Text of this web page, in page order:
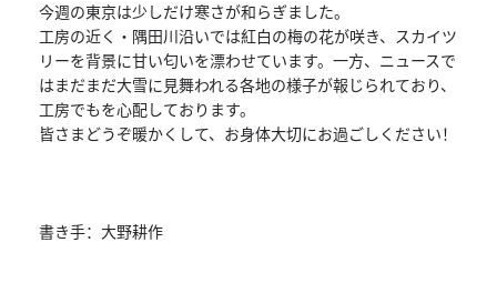
今週の東京は少しだけ寒さが和らぎました。
工房の近く・隅田川沿いでは紅白の梅の花が咲き、スカイツ
リーを背景に甘い匂いを漂わせています。一方、ニュースで
はまだまだ大雪に見舞われる各地の様子が報じられており、
工房でもを心配しております。
皆さまどうぞ暖かくして、お身体大切にお過ごしください！
書き手：大野耕作